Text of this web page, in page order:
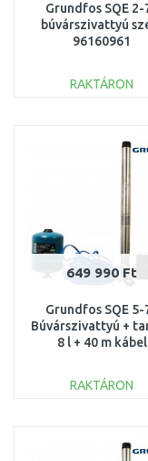
Grundfos SQE 2-
búvárszivattyú
96160961
RAKTÁRON
Összehasonlítás
649 990 Ft
Grundfos SQE 5-
Búvárszivattyú +
8 l + 40 m kábel
RAKTÁRON
Összehasonlítás